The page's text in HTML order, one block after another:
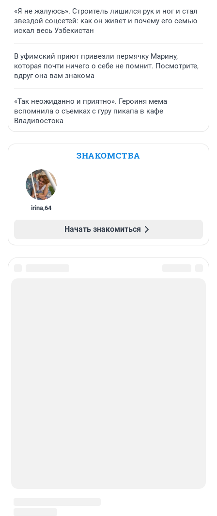
«Я не жалуюсь». Строитель лишился рук и ног и стал
звездой соцсетей: как он живет и почему его семью
искал весь Узбекистан
В уфимский приют привезли пермячку Марину,
которая почти ничего о себе не помнит. Посмотрите,
вдруг она вам знакома
«Так неожиданно и приятно». Героиня мема
вспомнила о съемках с гуру пикапа в кафе
Владивостока
ЗНАКОМСТВА
irina,64
Начать знакомиться